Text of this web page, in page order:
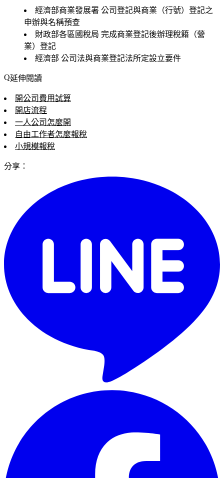
經濟部商業發展署 公司登記與商業（行號）登記之
申辦與名稱預查
財政部各區國稅局 完成商業登記後辦理稅籍（營
業）登記
經濟部 公司法與商業登記法所定設立要件
延伸閱讀
開公司費用試算
開店流程
一人公司怎麼開
自由工作者怎麼報稅
小規模報稅
分享：